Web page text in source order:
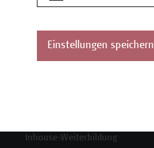
Mehr Infos gewünscht?
Inhouse-Weiterbildung
Einstellungen speichern